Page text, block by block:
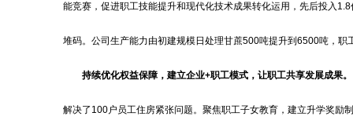
能竞赛，促进职工技能提升和现代化技术成果转化运用，先后投入
堆码。公司生产能力由初建规模日处理甘蔗500吨提升到6500吨，
持续优化权益保障，建立企业+职工模式，让职工共享发展成果。
解决了100户员工住房紧张问题。聚焦职工子女教育，建立升学奖